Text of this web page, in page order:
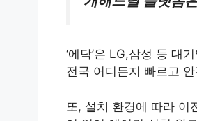
‘에닥’은 LG,삼성 등 대
전국 어디든지 빠르고
또, 설치 환경에 따라 이